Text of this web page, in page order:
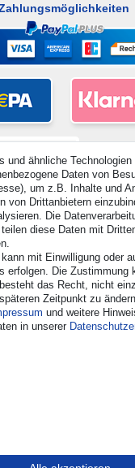
| Alle Rechte vorbehalten. - Alle
inkl. gesetzl. 19% MwSt. |
Artikeldetail | *Gilt für Lieferungen
widerrufen
und ähnliche
Daten von
um z.B. Inhalte und
von Drittanbietern
Die
diese Daten mit
mit Einwilligung oder
erfolgen. Die Zustimmung
das Recht, nicht
Zeitpunkt zu
und weitere
in unserer